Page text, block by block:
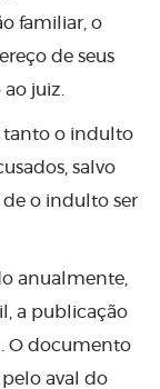
familiar, o
de seus
juiz.
tanto o indulto
salvo
o indulto ser
anualmente,
a publicação
O documento
pelo aval do